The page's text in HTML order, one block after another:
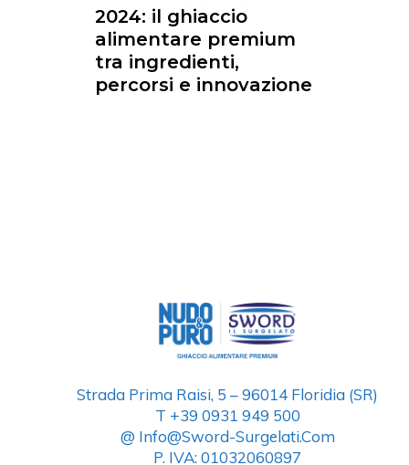
2024: il ghiaccio
alimentare premium
tra ingredienti,
percorsi e innovazione
Strada Prima Raisi, 5 – 96014 Floridia (SR)
T +39 0931 949 500
@ Info@sword-Surgelati.com
P. IVA: 01032060897